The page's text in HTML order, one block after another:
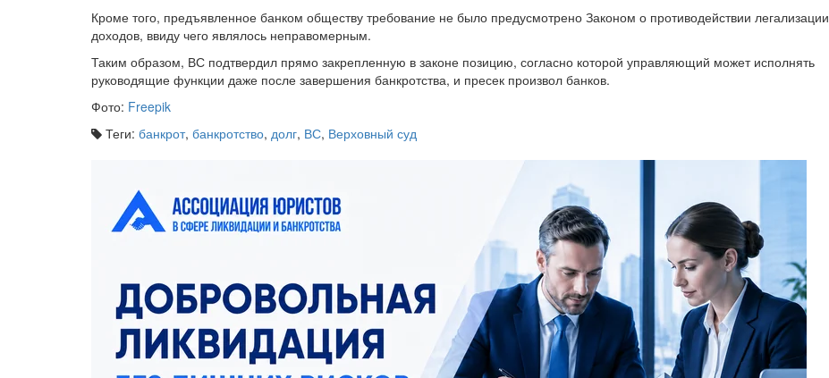
Кроме того, предъявленное банком обществу требование не было предусмотрено Законом о противодействии легализации
доходов, ввиду чего являлось неправомерным.
Таким образом, ВС подтвердил прямо закрепленную в законе позицию, согласно которой управляющий может исполнять
руководящие функции даже после завершения банкротства, и пресек произвол банков.
Фото: Freepik
Теги: банкрот, банкротство, долг, ВС, Верховный суд